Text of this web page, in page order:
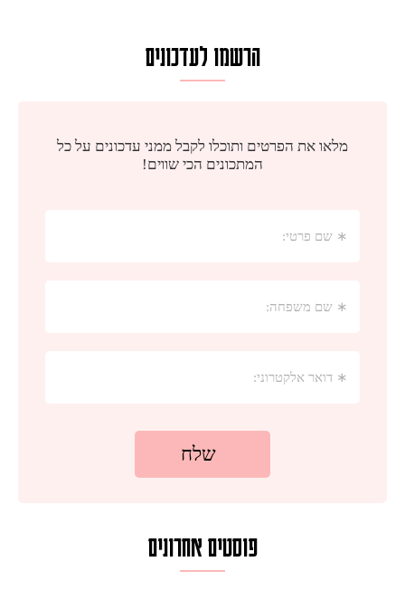
הרשמו לעדכונים
פוסטים אחרונים